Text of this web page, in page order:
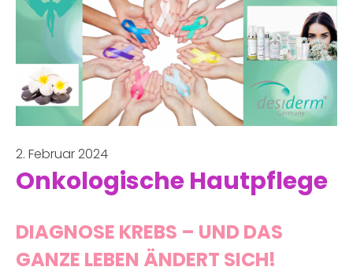
2. Februar 2024
Onkologische Hautpflege
DIAGNOSE KREBS – UND DAS
GANZE LEBEN ÄNDERT SICH!